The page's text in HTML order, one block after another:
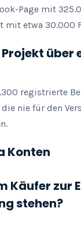
Konten
Page mit
mit etwa 30.000
über
registrierte
nie für den
Käufer zur
stehen?